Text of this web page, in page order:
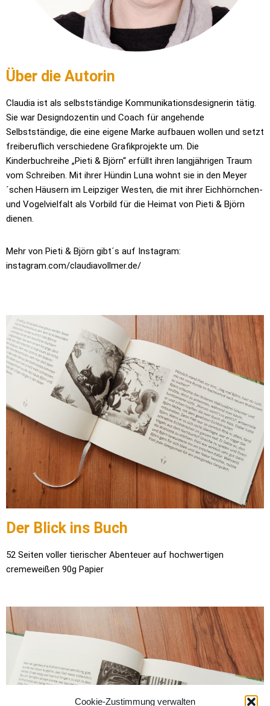
Cookie-Zustimmung verwalten
Über die Autorin
Claudia ist als selbstständige Kommunikationsdesignerin tätig.
Sie war Designdozentin und Coach für angehende
Selbstständige, die eine eigene Marke aufbauen wollen und setzt
freiberuflich verschiedene Grafikprojekte um. Die
Kinderbuchreihe „Pieti & Björn“ erfüllt ihren langjährigen Traum
vom Schreiben. Mit ihrer Hündin Luna wohnt sie in den Meyer
´schen Häusern im Leipziger Westen, die mit ihrer Eichhörnchen-
und Vogelvielfalt als Vorbild für die Heimat von Pieti & Björn
dienen.
Mehr von Pieti & Björn gibt´s auf Instagram:
instagram.com/claudiavollmer.de/
Der Blick ins Buch
52 Seiten voller tierischer Abenteuer auf hochwertigen
cremeweißen 90g Papier